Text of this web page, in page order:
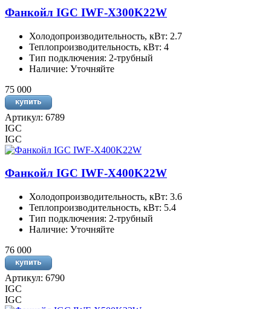
Фанкойл IGC IWF-X300K22W
Холодопроизводительность, кВт: 2.7
Теплопроизводительность, кВт: 4
Тип подключения: 2-трубный
Наличие: Уточняйте
75 000
Артикул: 6789
IGC
IGC
Фанкойл IGC IWF-X400K22W
Холодопроизводительность, кВт: 3.6
Теплопроизводительность, кВт: 5.4
Тип подключения: 2-трубный
Наличие: Уточняйте
76 000
Артикул: 6790
IGC
IGC